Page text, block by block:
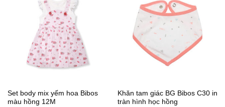
Set body mix yếm hoa Bibos
màu hồng 12M
Khăn tam giác BG Bibos C30 in
tràn hình học hồng